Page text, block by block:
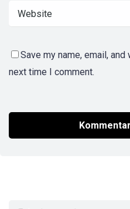
Save my name, email,
next time I comment.